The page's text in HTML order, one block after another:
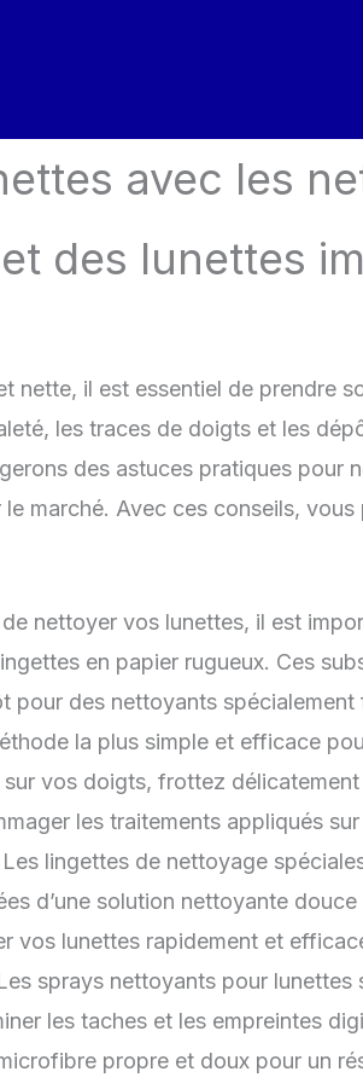
avec les
des lunettes
nette, il est essentiel de prendre
les traces de doigts et les
des astuces pratiques
marché. Avec ces conseils,
nettoyer vos lunettes, il est
en papier rugueux. Ces
des nettoyants spécialement
la plus simple et efficace
vos doigts, frottez
les traitements appliqués
lingettes de nettoyage
d’une solution nettoyante
vos lunettes rapidement et
sprays nettoyants pour
les taches et les empreintes
propre et doux pour un